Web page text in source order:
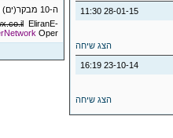
28-01-15
11:30
הצג שיחה
23-10-14
16:19
הצג שיחה
ה-10 מבקר(ים) האחרונ(ים) לדף זה היו:
-Nadav-
EliranE
Oper